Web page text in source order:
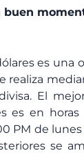
buen
es una
realiza
El
es en horas
PM de
se